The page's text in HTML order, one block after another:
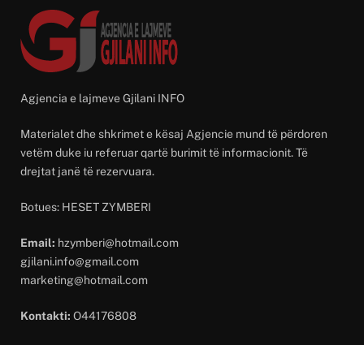
Agjencia e lajmeve Gjilani INFO
Materialet dhe shkrimet e kësaj Agjencie mund të përdoren
vetëm duke iu referuar qartë burimit të informacionit. Të
drejtat janë të rezervuara.
Botues: HESET ZYMBERI
Email: hzymberi@hotmail.com
gjilani.info@gmail.com
marketing@hotmail.com
Kontakti: O44176808